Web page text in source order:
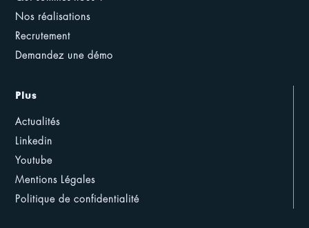
Nos réalisations
Recrutement
Demandez une démo
Plus
Actualités
Linkedin
Youtube
Mentions Légales
Politique de confidentialité